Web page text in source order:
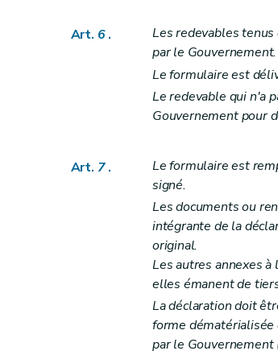
Art. 39
Art. 40
Art. 41
Art. 42
Art. 43
Art. 45
Art. 46
Art. 47
Art. 48
Art. 49
Art. 50
Art. 52
52bis
Art. 6.
Les redevables
par le Gouvernement.
Le formulaire est
Le redevable qui n'a
Gouvernement pour
Art. 7.
Le formulaire est
signé.
Les documents ou
intégrante de la
original.
Les autres annexes
elles émanent de
La déclaration doit
forme
par le Gouvernement